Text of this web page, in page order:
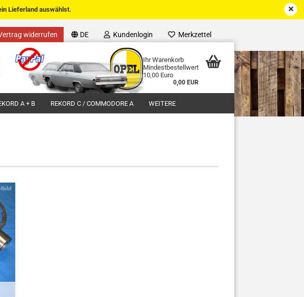
widerrufen DE Kundenlogin
Passwort
Passwort vergessen?
Merkzettel
Suche...
Ihr Warenkorb
Mindestbestellwert
10,00 Euro
0,00 EUR
Lieferland auswählst.
A + B REKORD C / COMMODORE A WEITERE